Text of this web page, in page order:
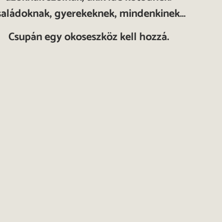
gyerekeknek, mindenkinek…
Csupán egy okoseszköz kell hozzá.